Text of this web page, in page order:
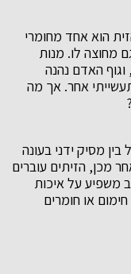
הוא אחד מחומרי
מחוצה לו. מנות
האדם נהנה
אחר. אך מה
מסיק ידני בעונה
מכן, הזיתים עוברים
משפיע על איכות
או חומרים